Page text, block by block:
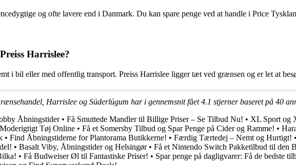
og ofte lavere end i Danmark. Du kan spare penge ved at handle i Price
Harrislee?
i bil eller med offentlig transport. Preiss Harrislee ligger tæt ved grænsen og er let at
Harrislee og Süderlügum har i gennemsnit fået4.1 stjerner baseret på 40
Åbningstider• Få Smuttede Mandler til Billige Priser – Se Tilbud Nu! • XL Sport og
Tøj Online • Få et Somersby Tilbud og Spar Penge på Cider og Ramme! •
• Find Åbningstiderne for Plantorama Butikkerne! • Færdig Tærtedej – Nemt og Hurtigt! •
• Basalt Viby, Åbningstider og Helsingør• Få et Nintendo Switch Pakketilbud til den
• Få Budweiser Øl til Fantastiske Priser! • Spar penge på dagligvarer: Få de bedste